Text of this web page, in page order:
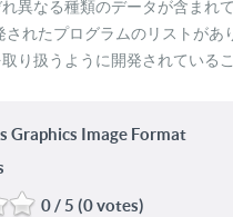
異なる種類のデータが含まれ
れたプログラムのリストが
り扱うように開発されている
Graphics Image Format
0 / 5 (0 votes)